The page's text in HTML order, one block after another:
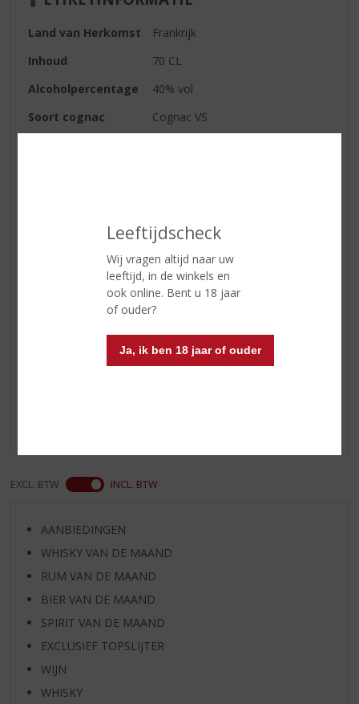
Leeftijdscheck
Wij vragen altijd naar uw
leeftijd, in de winkels en
ook online. Bent u 18 jaar
of ouder?
Ja, ik ben 18 jaar of ouder
Land van Herkomst
Frankrijk
Inhoud
70 CL
Alcoholpercentage
40% vol
Soort cognac
Cognac VS
opvoeding op eiken, ook caramel.
Zacht in de mond, rijk en
expressief met florale en fruitige
tonen, afgerond met een klein
vleugje vanille.
Reviews
EXCL. BTW INCL. BTW
AANBIEDINGEN
WHISKY VAN DE MAAND
RUM VAN DE MAAND
BIER VAN DE MAAND
SPIRIT VAN DE MAAND
EXCLUSIEF TOPSLIJTER
WIJN
WHISKY